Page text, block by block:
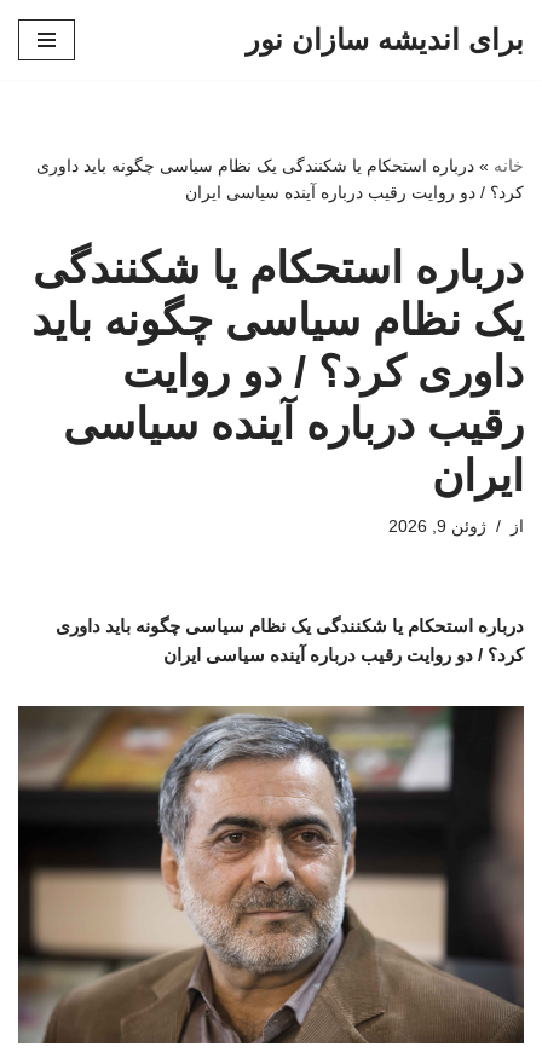
برای اندیشه سازان نور
خانه » درباره استحکام یا شکنندگی یک نظام سیاسی چگونه باید داوری
کرد؟ / دو روایت رقیب درباره آینده سیاسی ایران
درباره استحکام یا شکنندگی
یک نظام سیاسی چگونه باید
داوری کرد؟ / دو روایت
رقیب درباره آینده سیاسی
ایران
از ژوئن 9, 2026
درباره استحکام یا شکنندگی یک نظام سیاسی چگونه باید داوری
کرد؟ / دو روایت رقیب درباره آینده سیاسی ایران